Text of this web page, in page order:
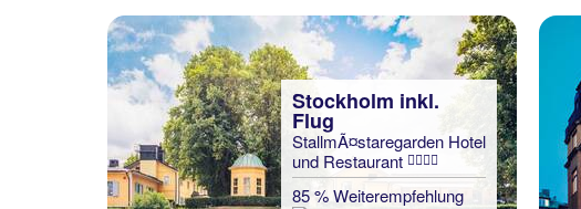
Stockholm inkl.
Flug
StallmÃ¤staregarden Hotel
und Restaurant
85 % Weiterempfehlung